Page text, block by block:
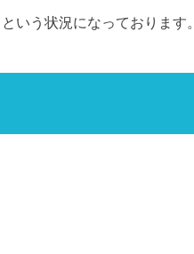
いう状況になっております。